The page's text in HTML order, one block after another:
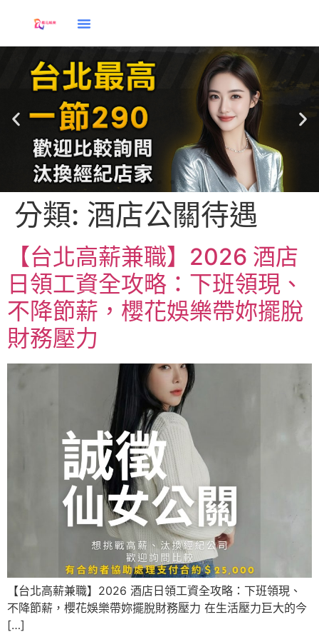
分類: 酒店公關待遇
【台北高薪兼職】2026 酒店
日領工資全攻略：下班領現、
不降節薪，櫻花娛樂帶妳擺脫
財務壓力
【台北高薪兼職】2026 酒店日領工資全攻略：下班領現、
不降節薪，櫻花娛樂帶妳擺脫財務壓力 在生活壓力巨大的今
[…]